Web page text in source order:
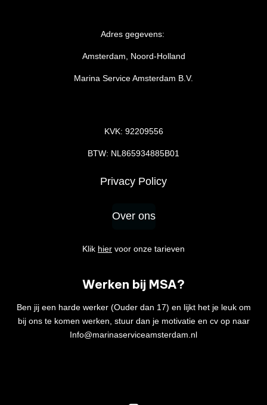
Adres gegevens:
Amsterdam, Noord-Holland
Marina Service Amsterdam B.V.
KVK: 92209556
BTW: NL865934885B01
Privacy Policy
Over ons
Klik hier voor onze tarieven
Werken bij MSA?
Ben jij een harde werker (Ouder dan 17) en lijkt het je leuk om
bij ons te komen werken, stuur dan je motivatie en cv op naar
Info@marinaserviceamsterdam.nl